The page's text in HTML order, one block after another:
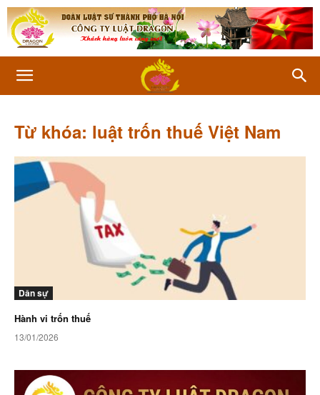
Từ khóa: luật trốn thuế Việt Nam
Dân sự
Hành vi trốn thuế
13/01/2026